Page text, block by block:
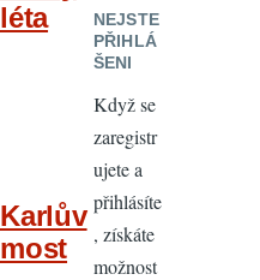
léta
Karlův
most
NEJSTE
PŘIHLÁ
ŠENI
Když se
zaregistr
ujete a
přihlásíte
, získáte
možnost